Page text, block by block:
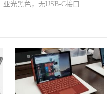
亚光黑色，无USB-C接口